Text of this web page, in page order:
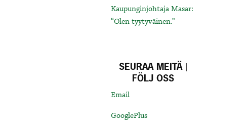
Kaupunginjohtaja Masar:
“Olen tyytyväinen.”
SEURAA MEITÄ |
FÖLJ OSS
Email
GooglePlus